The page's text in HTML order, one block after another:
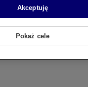
Akceptuję
Pokaż cele